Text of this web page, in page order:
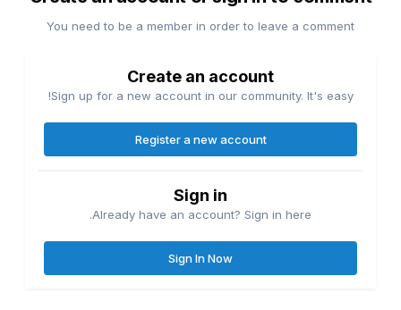
You need to be a member in order to leave a comment
Create an account
Sign up for a new account in our community. It's easy!
Register a new account
Sign in
Already have an account? Sign in here.
Sign In Now